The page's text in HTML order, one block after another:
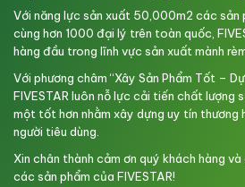
Với năng lực sản xuất 50,000m2 các sản
cùng hơn 1000 đại lý trên toàn quốc,
hàng đầu trong lĩnh vực sản xuất mành
Với phương châm “Xây Sản Phẩm Tốt –
FIVESTAR luôn nỗ lực cải tiến chất lượng
một tốt hơn nhằm xây dựng uy tín thương
người tiêu dùng.
Xin chân thành cảm ơn quý khách hàng
các sản phẩm của FIVESTAR!